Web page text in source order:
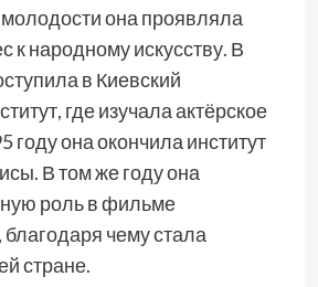
она проявляла
к народному искусству. В
в Киевский
где изучала актёрское
году она окончила институт
В том же году она
роль в фильме
чему стала
стране.